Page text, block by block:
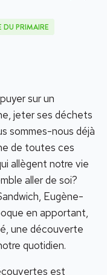
DU PRIMAIRE
sur un
jeter ses déchets
sommes-nous déjà
de toutes ces
allègent notre vie
aller de soi?
Eugène-
en apportant,
une découverte
quotidien.
est